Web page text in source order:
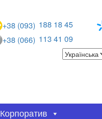
+38 (093) 188 18 45
+38 (066) 113 41 09
Корпоратив